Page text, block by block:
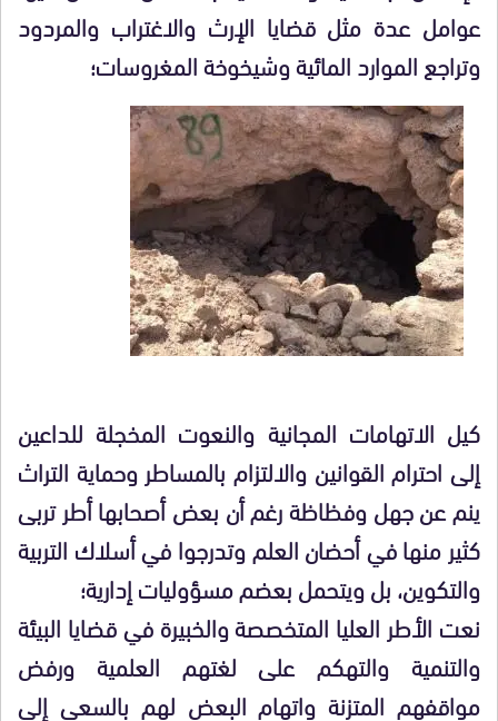
عوامل عدة مثل قضايا الإرث والاغتراب والمردود
وتراجع الموارد المائية وشيخوخة المغروسات؛
كيل الاتهامات المجانية والنعوت المخجلة للداعين
إلى احترام القوانين والالتزام بالمساطر وحماية التراث
ينم عن جهل وفظاظة رغم أن بعض أصحابها أطر تربى
كثير منها في أحضان العلم وتدرجوا في أسلاك التربية
والتكوين، بل ويتحمل بعضم مسؤوليات إدارية؛
نعت الأطر العليا المتخصصة والخبيرة في قضايا البيئة
والتنمية والتهكم على لغتهم العلمية ورفض
مواقفهم المتزنة واتهام البعض لهم بالسعي إلى